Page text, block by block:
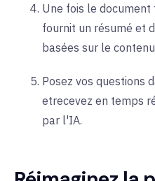
Une fois le
fournit un résumé et
basées sur le
Posez vos questions
etrecevez en temps
par l'IA.